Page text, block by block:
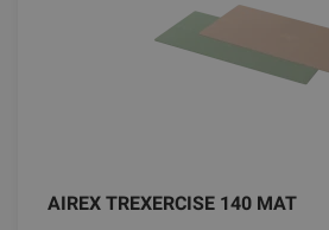
AIREX TREXERCISE 140 MAT